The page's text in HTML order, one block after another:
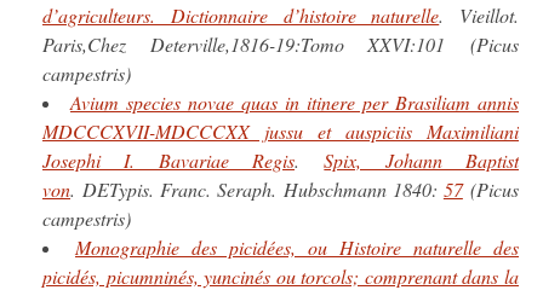
d’agriculteurs. Dictionnaire d’histoire naturelle. Vieillot.
Paris,Chez Deterville,1816-19:Tomo XXVI:101 (Picus
campestris)
Avium species novae quas in itinere per Brasiliam annis
MDCCCXVII-MDCCCXX jussu et auspiciis Maximiliani
Josephi I. Bavariae Regis.Spix, Johann Baptist
von. DETypis. Franc. Seraph. Hubschmann 1840: 57(Picus
campestris)
Monographie des picidées, ou Histoire naturelle des
picidés, picumninés, yuncinés ou torcols; comprenant dans la